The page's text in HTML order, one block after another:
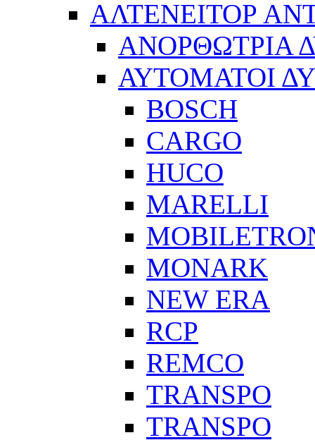
ΑΛΤΕΝΕΙΤΟΡ
ΑΝΟΡΘΩΤΡΙΑ
ΑΥΤΟΜΑΤΟΙ
BOSCH
CARGO
HUCO
MARELLI
MONARK
NEW ERA
RCP
REMCO
TRANSPO
TRANSPO